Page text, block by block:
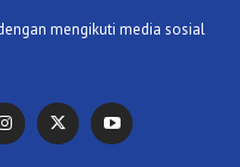
mengikuti media sosial